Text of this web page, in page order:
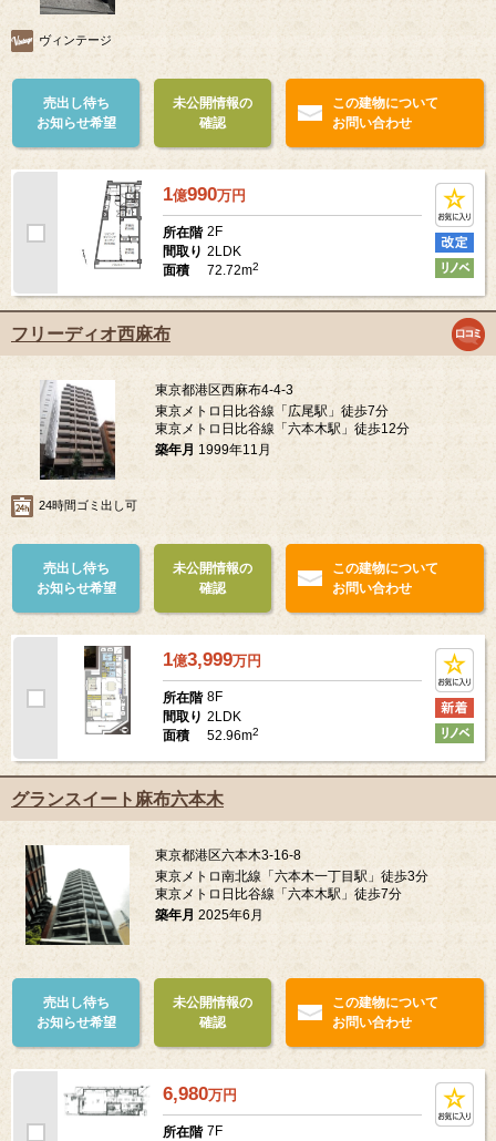
ヴィンテージ
売出し待ち
お知らせ希望
未公開情報の
確認
この建物について
お問い合わせ
1億990万円
所在階 2F
間取り 2LDK
面積
72.72m2
フリーディオ西麻布
東京都港区西麻布4-4-3
東京メトロ日比谷線「広尾駅」徒歩7分
東京メトロ日比谷線「六本木駅」徒歩12分
築年月 1999年11月
24時間ゴミ出し可
売出し待ち
お知らせ希望
未公開情報の
確認
この建物について
お問い合わせ
1億3,999万円
所在階 8F
間取り 2LDK
面積
52.96m2
グランスイート麻布六本木
東京都港区六本木3-16-8
東京メトロ南北線「六本木一丁目駅」徒歩3分
東京メトロ日比谷線「六本木駅」徒歩7分
築年月 2025年6月
売出し待ち
お知らせ希望
未公開情報の
確認
この建物について
お問い合わせ
6,980万円
所在階 7F